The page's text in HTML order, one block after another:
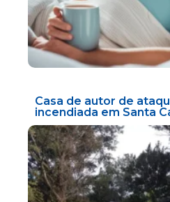
Casa de autor de
incendiada em Santa